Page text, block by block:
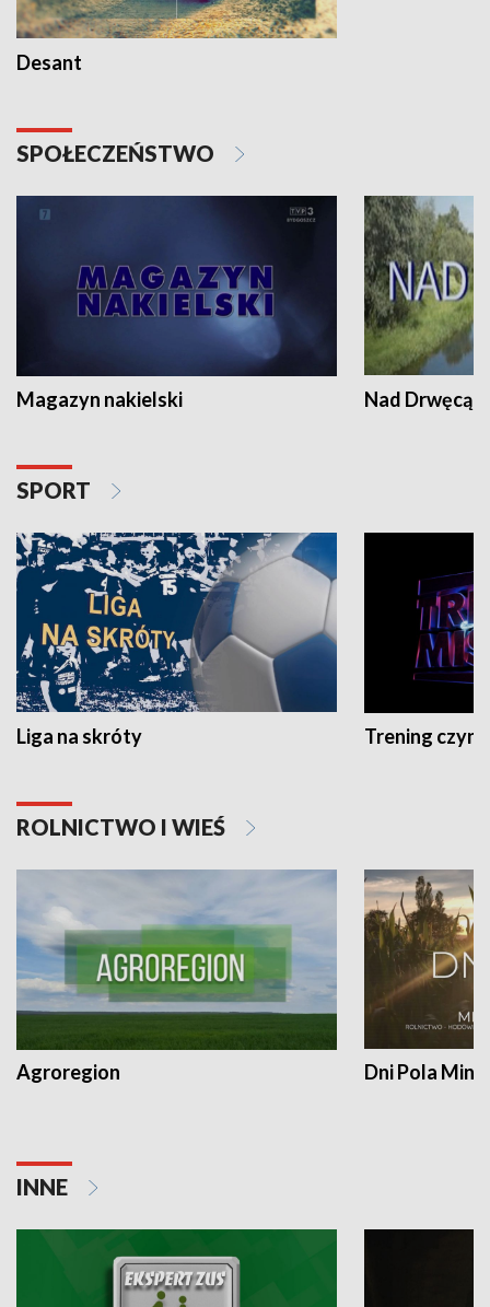
Desant
SPOŁECZEŃSTWO
Magazyn nakielski Nad Drwęcą
SPORT
Liga na skróty Trening czyni
ROLNICTWO I WIEŚ
Agroregion Dni Pola
INNE